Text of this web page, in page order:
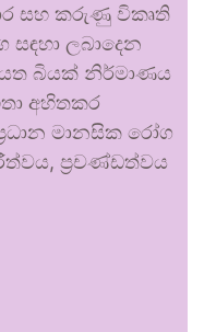
සහ කරුණු විකෘති
ලබාදෙන
බියක් නිර්මාණය
අහිතකර
මානසික රෝග
ප්‍රචණ්ඩත්වය